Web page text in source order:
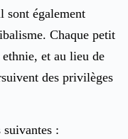
sont également
Chaque petit
ethnie, et au lieu de
des privilèges
suivantes :